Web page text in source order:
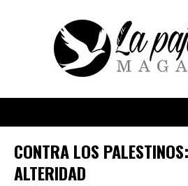
CONTRA LOS
ALTERIDAD